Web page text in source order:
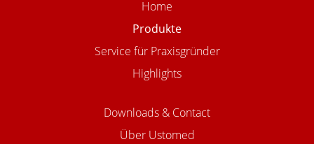
Home
Produkte
Service für Praxisgründer
Highlights
Downloads & Contact
Über Ustomed